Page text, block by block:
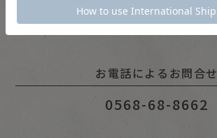
お電話によるお問合せ
0568-68-8662